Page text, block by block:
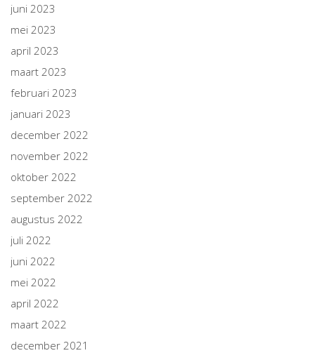
juni 2023
mei 2023
april 2023
maart 2023
februari 2023
januari 2023
december 2022
november 2022
oktober 2022
september 2022
augustus 2022
juli 2022
juni 2022
mei 2022
april 2022
maart 2022
december 2021